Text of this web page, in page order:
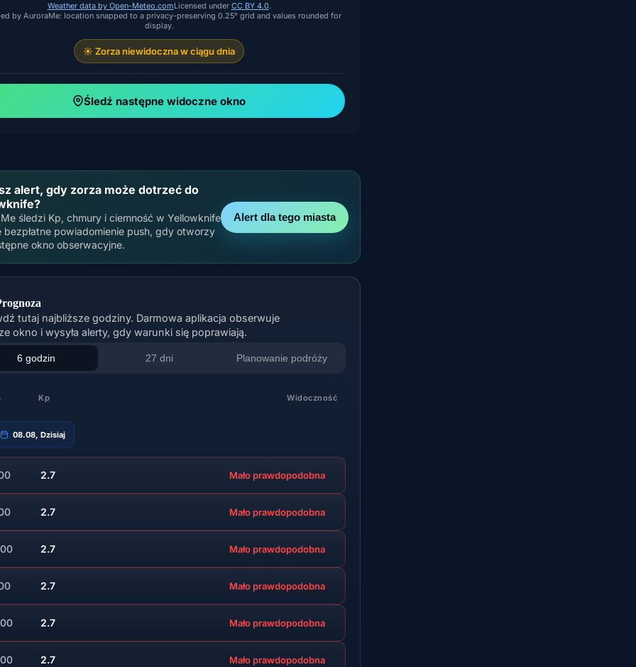
Weather data by Open-Meteo.comLicensed under CC BY 4.0.
by AuroraMe: location snapped to a privacy-preserving 0.25° grid and values rounded for
display.
☀️ Zorza niewidoczna w ciągu dnia
Śledź następne widoczne okno
alert, gdy zorza może dotrzeć do
śledzi Kp, chmury i ciemność w Yellowknife
bezpłatne powiadomienie push, gdy otworzy
okno obserwacyjne.
Alert dla tego miasta
tutaj najbliższe godziny. Darmowa aplikacja obserwuje
okno i wysyła alerty, gdy warunki się poprawiają.
6 godzin 27 dni Planowanie podróży
Kp Widoczność
08.08, Dzisiaj
2.7 Mało prawdopodobna
2.7 Mało prawdopodobna
2.7 Mało prawdopodobna
2.7 Mało prawdopodobna
2.7 Mało prawdopodobna
2.7 Mało prawdopodobna